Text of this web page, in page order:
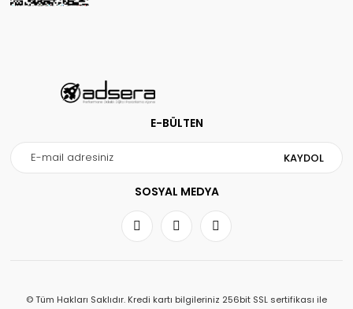
E-BÜLTEN
KAYDOL
SOSYAL MEDYA
© Tüm Hakları Saklıdır. Kredi kartı bilgileriniz 256bit SSL sertifikası ile